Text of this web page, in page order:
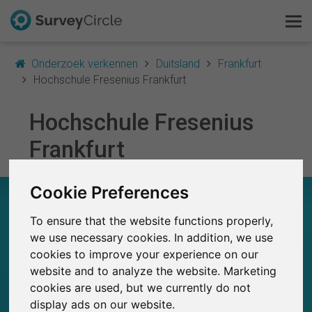
Cookie Preferences
To ensure that the website functions properly,
we use necessary cookies. In addition, we use
cookies to improve your experience on our
website and to analyze the website. Marketing
cookies are used, but we currently do not
display ads on our website.
Onderzoek verkennen Duitsland
Frankfurt
Hochschule Fresenius Frankfurt
Hochschule Fresenius
Frankfurt
HOCHSCHULE FRESENIUS FRANKFURT – IN
0
Eerder gepubliceerde onderzoeken op
SurveyCircle
0
Studies die momenteel gepubliceerd zijn op
SurveyCircle
Dit is SurveyCircle
Survey Ranking
Onderzoek verkennen
FAQ
Gratis registreren
Inloggen